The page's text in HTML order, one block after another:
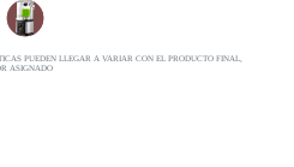
PUEDEN LLEGAR A VARIAR CON EL PRODUCTO FINAL,
ASIGNADO